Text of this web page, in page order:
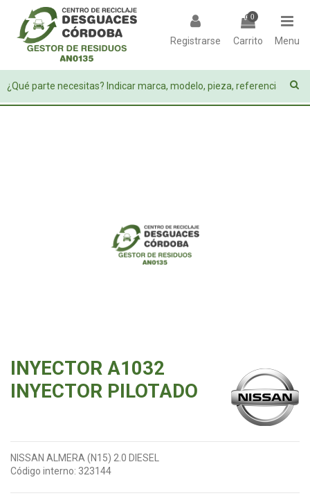
Registrarse
0
Carrito Menu
INYECTOR A1032
INYECTOR PILOTADO
NISSAN ALMERA (N15) 2.0 DIESEL
Código interno: 323144